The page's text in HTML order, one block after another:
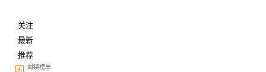
关注
最新
推荐
阅读榜单